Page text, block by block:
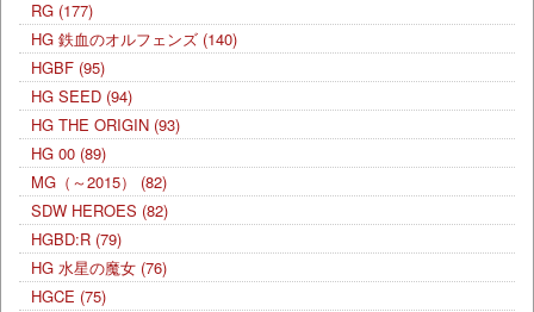
RG (177)
HG 鉄血のオルフェンズ (140)
HGBF (95)
HG SEED (94)
HG THE ORIGIN (93)
HG 00 (89)
MG（～2015）
(82)
SDW HEROES (82)
HGBD:R (79)
HG 水星の魔女 (76)
HGCE (75)